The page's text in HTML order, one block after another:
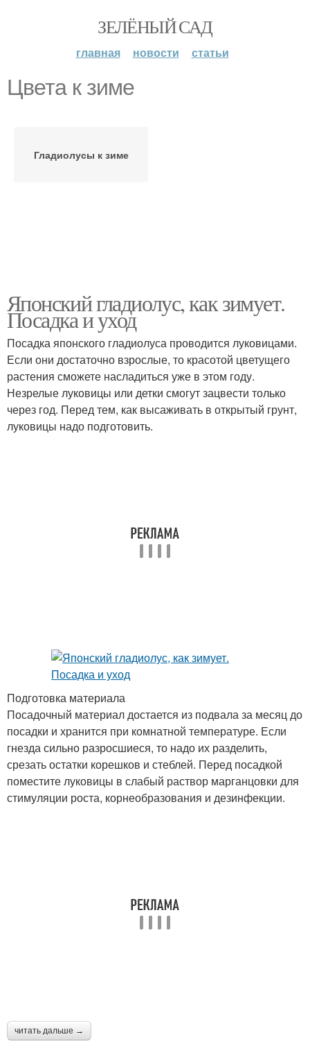
ЗЕЛЁНЫЙ САД
главная новости статьи
Цвета к зиме
Гладиолусы к зиме
Японский гладиолус, как зимует.
Посадка и уход
Посадка японского гладиолуса проводится луковицами.
Если они достаточно взрослые, то красотой цветущего
растения сможете насладиться уже в этом году.
Незрелые луковицы или детки смогут зацвести только
через год. Перед тем, как высаживать в открытый грунт,
луковицы надо подготовить.
Подготовка материала
Посадочный материал достается из подвала за месяц до
посадки и хранится при комнатной температуре. Если
гнезда сильно разросшиеся, то надо их разделить,
срезать остатки корешков и стеблей. Перед посадкой
поместите луковицы в слабый раствор марганцовки для
стимуляции роста, корнеобразования и дезинфекции.
читать дальше →